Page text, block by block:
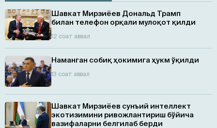
Шавкат Мирзиёев Дональд Трамп
билан телефон орқали мулоқот қилди
12 соат аввал
Наманган собиқ ҳокимига ҳукм ўқилди
13 соат аввал
Шавкат Мирзиёев сунъий интеллект
экотизимини ривожлантириш бўйича
вазифаларни белгилаб берди